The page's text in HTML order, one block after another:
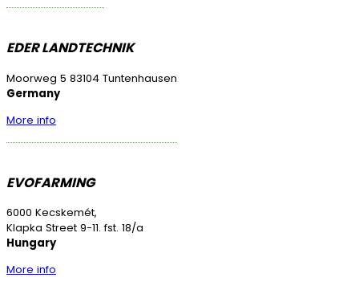
EDER LANDTECHNIK
Moorweg 5 83104 Tuntenhausen
Germany
More info
EVOFARMING
6000 Kecskemét,
Klapka Street 9-11. fst. 18/a
Hungary
More info